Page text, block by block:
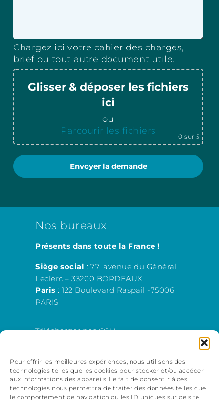
Pour offrir les meilleures expériences, nous utilisons des
technologies telles que les cookies pour stocker et/ou accéder
aux informations des appareils. Le fait de consentir à ces
technologies nous permettra de traiter des données telles que
le comportement de navigation ou les ID uniques sur ce site.
Chargez ici votre cahier des charges,
brief ou tout autre document utile.
Glisser & déposer les fichiers
ici
ou
Parcourir les fichiers
0 sur 5
Nos bureaux
Présents dans toute la France !
Siège social : 77, avenue du Général
Leclerc – 33200 BORDEAUX
Paris : 122 Boulevard Raspail -75006
PARIS
Télécharger nos CGU
d’utilisation du site « Mon compte
formation »
Télécharger les conditions générales